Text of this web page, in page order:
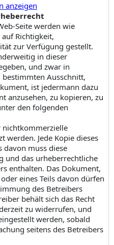
anzeigen
Seite werden wie
Richtigkeit,
zur Verfügung gestellt.
in dieser
und zwar in
Ausschnitt,
ist jedermann dazu
anzusehen, zu kopieren, zu
den folgenden
nichtkommerzielle
werden. Jede Kopie dieses
davon muss diese
und das urheberrechtliche
enthalten. Das Dokument,
eines Teils davon dürfen
des Betreibers
behält sich das Recht
zu widerrufen, und
werden, sobald
seitens des Betreibers